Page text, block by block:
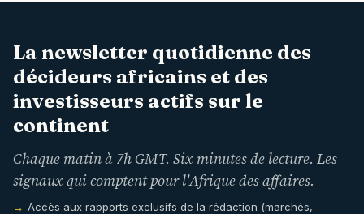
La newsletter quotidienne des
décideurs africains et des
investisseurs actifs sur le
continent
Chaque matin à 7h GMT. Six minutes de lecture. Les
signaux qui comptent pour l'Afrique des affaires.
Accès aux rapports exclusifs de la rédaction (marchés,